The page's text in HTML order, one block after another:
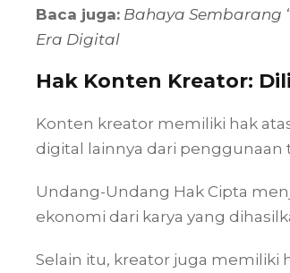
Baca juga: Bahaya Sembarang
Era Digital
Hak Konten Kreator:
Konten kreator memiliki hak
digital lainnya dari penggunaan
Undang-Undang Hak Cipta
ekonomi dari karya yang
Selain itu, kreator juga memiliki